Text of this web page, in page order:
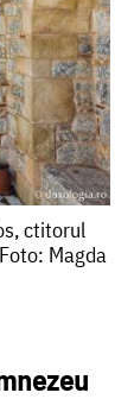
ctitorul
Magda